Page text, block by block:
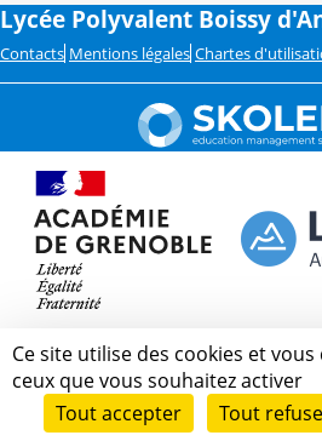
Lycée Polyvalent Boissy
Contacts Mentions légales Chartes
Ce site utilise des cookies et
ceux que vous souhaitez activer
Tout accepter
Tout